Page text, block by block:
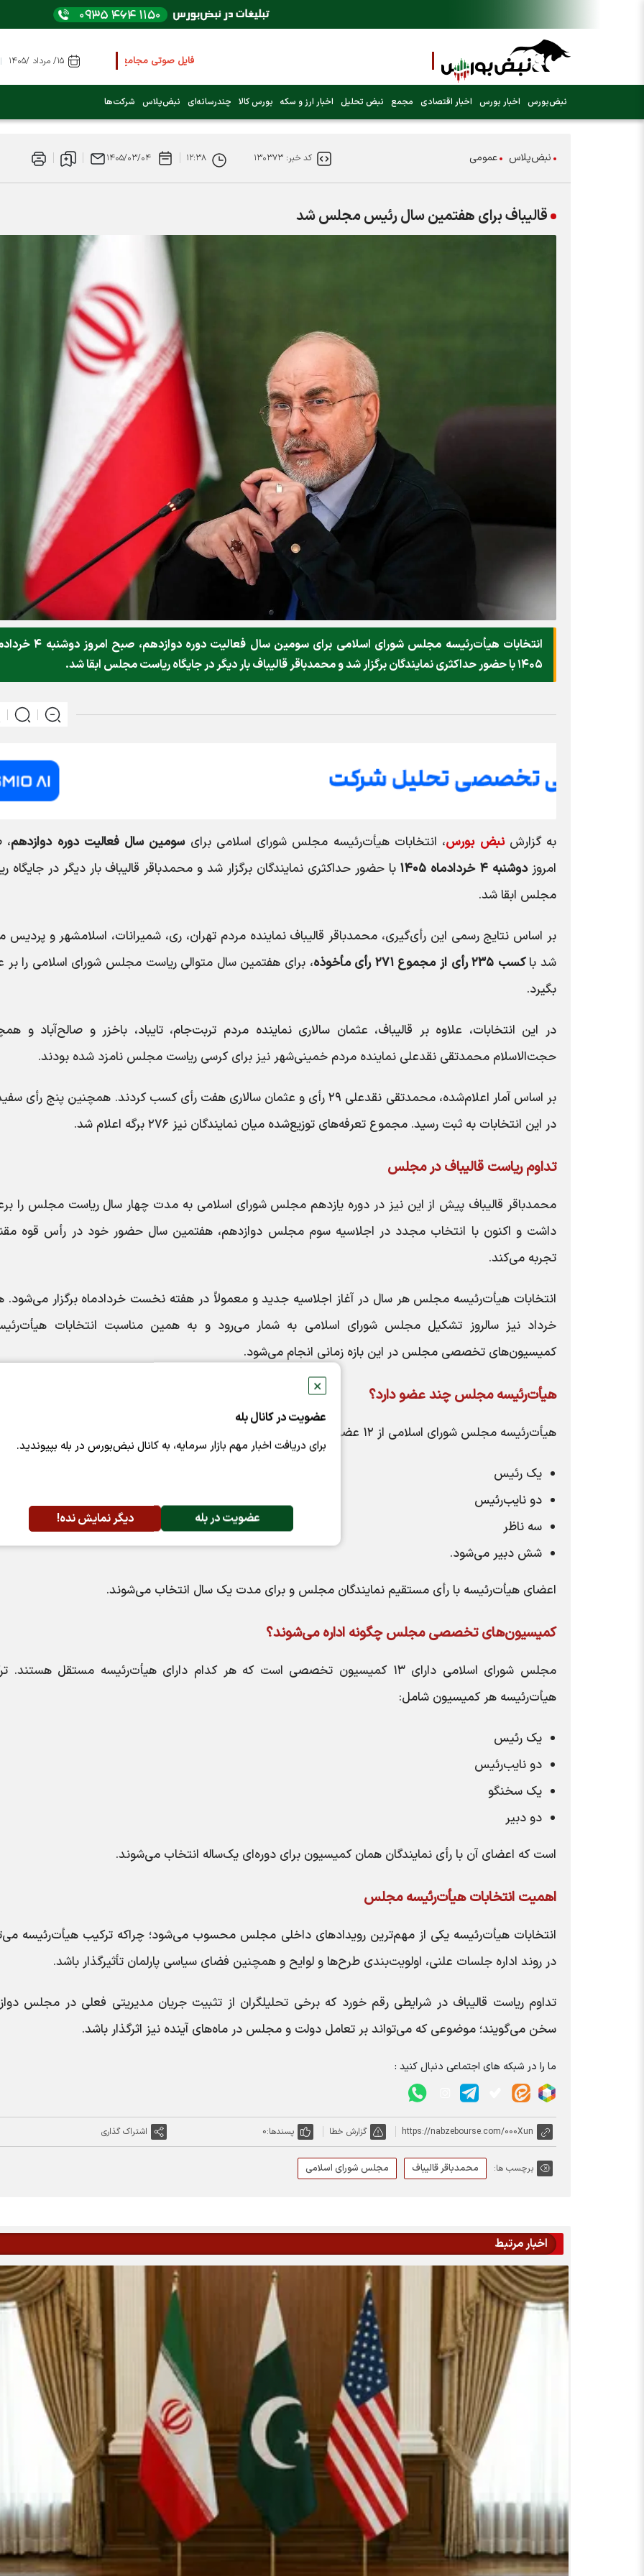
فایل صوتی مجامع و کنفرانس هارا از اینجا گوش
عرضه اولیه بعدی کدام نماد است؟ (کلیک کنید) نبض‌بورس اخبار بورس اخبار اقتصادی مجمع نبض تحلیل اخبار ارز و سکه بورس کالا چندرسانه‌ای نبض‌پلاس شرکت‌ها
✕
عضویت در کانال بله
برای دریافت اخبار مهم بازار سرمایه، به کانال نبض‌بورس در بله بپیوندید.
عضویت در بله دیگر نمایش نده!
نبض‌پلاس عمومی کد خبر: ۱۳۰۳۷۳ ۱۲:۳۸ ۱۴۰۵/۰۳/۰۴
قالیباف برای هفتمین سال رئیس مجلس شد
انتخابات هیأت‌رئیسه مجلس شورای اسلامی برای سومین سال فعالیت دوره
۱۴۰۵ با حضور حداکثری نمایندگان برگزار شد و محمدباقر قالیباف بار دیگر در جایگاه ریاست مجلس ابقا شد.
به گزارشنبض بورس، انتخابات هیأت‌رئیسه مجلس شورای اسلامی برای سومین سال فعالیت دوره دوازدهم
امروزدوشنبه ۴ خردادماه ۱۴۰۵
با حضور حداکثری نمایندگان برگزار شد و محمدباقر قالیباف بار دیگر در جایگاه
مجلس ابقا شد.
بر اساس نتایج رسمی این رأی‌گیری، محمدباقر قالیباف نماینده مردم تهران، ری، شمیرانات، اسلامشهر و پردیس
شد باکسب ۲۳۵ رأی از مجموع ۲۷۱ رأی مأخوذه
، برای هفتمین سال متوالی ریاست مجلس شورای اسلامی را بر
بگیرد.
در این انتخابات، علاوه بر قالیباف، عثمان سالاری نماینده مردم تربت‌جام، تایباد، باخزر و صالح‌آباد و
حجت‌الاسلام محمدتقی نقدعلی نماینده مردم خمینی‌شهر نیز برای کرسی ریاست مجلس نامزد شده بودند.
بر اساس آمار اعلام‌شده، محمدتقی نقدعلی ۲۹ رأی و عثمان سالاری هفت رأی کسب کردند. همچنین پنج رأی
در این انتخابات به ثبت رسید. مجموع تعرفه‌های توزیع‌شده میان نمایندگان نیز ۲۷۶ برگه اعلام شد.
تداوم ریاست قالیباف در مجلس
محمدباقر قالیباف پیش از این نیز در دوره یازدهم مجلس شورای اسلامی به مدت چهار سال ریاست مجلس را
داشت و اکنون با انتخاب مجدد در اجلاسیه سوم مجلس دوازدهم، هفتمین سال حضور خود در رأس قوه
تجربه می‌کند.
انتخابات هیأت‌رئیسه مجلس هر سال در آغاز اجلاسیه جدید و معمولاً در هفته نخست خردادماه برگزار می‌شود.
خرداد نیز سالروز تشکیل مجلس شورای اسلامی به شمار می‌رود و به همین مناسبت انتخابات
کمیسیون‌های تخصصی مجلس در این بازه زمانی انجام می‌شود.
هیأت‌رئیسه مجلس چند عضو دارد؟
هیأت‌رئیسه مجلس شورای اسلامی از ۱۲ عضو تشکیل شده است که شامل:
یک رئیس
دو نایب‌رئیس
سه ناظر
شش دبیر می‌شود.
اعضای هیأت‌رئیسه با رأی مستقیم نمایندگان مجلس و برای مدت یک سال انتخاب می‌شوند.
کمیسیون‌های تخصصی مجلس چگونه اداره می‌شوند؟
مجلس شورای اسلامی دارای ۱۳ کمیسیون تخصصی است که هر کدام دارای هیأت‌رئیسه مستقل هستند.
هیأت‌رئیسه هر کمیسیون شامل:
یک رئیس
دو نایب‌رئیس
یک سخنگو
دو دبیر
است که اعضای آن با رأی نمایندگان همان کمیسیون برای دوره‌ای یک‌ساله انتخاب می‌شوند.
اهمیت انتخابات هیأت‌رئیسه مجلس
انتخابات هیأت‌رئیسه یکی از مهم‌ترین رویدادهای داخلی مجلس محسوب می‌شود؛ چراکه ترکیب هیأت‌رئیسه
در روند اداره جلسات علنی، اولویت‌بندی طرح‌ها و لوایح و همچنین فضای سیاسی پارلمان تأثیرگذار باشد.
تداوم ریاست قالیباف در شرایطی رقم خورد که برخی تحلیلگران از تثبیت جریان مدیریتی فعلی در مجلس
سخن می‌گویند؛ موضوعی که می‌تواند بر تعامل دولت و مجلس در ماه‌های آینده نیز اثرگذار باشد.
ما را در شبکه های اجتماعی دنبال کنید :
https://nabzebourse.com/000Xun گزارش خطا پسندها:0 اشتراک گذاری
برچسب ها: محمدباقر قالیباف مجلس شورای اسلامی
اخبار مرتبط